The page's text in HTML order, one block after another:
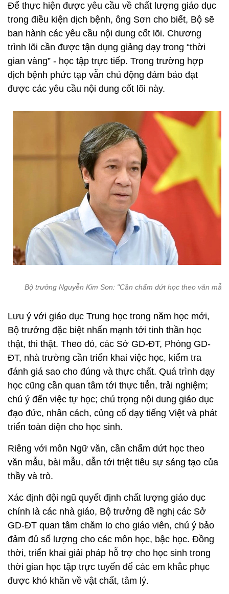
Để thực hiện được yêu cầu về chất lượng giáo dục
trong điều kiện dịch bệnh, ông Sơn cho biết, Bộ sẽ
ban hành các yêu cầu nội dung cốt lõi. Chương
trình lõi cần được tận dụng giảng dạy trong “thời
gian vàng” - học tập trực tiếp. Trong trường hợp
dịch bệnh phức tạp vẫn chủ động đảm bảo đạt
được các yêu cầu nội dung cốt lõi này.
Bộ trưởng Nguyễn Kim Sơn: "Cần chấm dứt học theo văn
Lưu ý với giáo dục Trung học trong năm học mới,
Bộ trưởng đặc biệt nhấn mạnh tới tinh thần học
thật, thi thật. Theo đó, các Sở GD-ĐT, Phòng GD-
ĐT, nhà trường cần triển khai việc học, kiểm tra
đánh giá sao cho đúng và thực chất. Quá trình dạy
học cũng cần quan tâm tới thực tiễn, trải nghiệm;
chú ý đến việc tự học; chú trọng nội dung giáo dục
đạo đức, nhân cách, củng cố dạy tiếng Việt và phát
triển toàn diện cho học sinh.
Riêng với môn Ngữ văn, cần chấm dứt học theo
văn mẫu, bài mẫu, dẫn tới triệt tiêu sự sáng tạo của
thầy và trò.
Xác định đội ngũ quyết định chất lượng giáo dục
chính là các nhà giáo, Bộ trưởng đề nghị các Sở
GD-ĐT quan tâm chăm lo cho giáo viên, chú ý bảo
đảm đủ số lượng cho các môn học, bậc học. Đồng
thời, triển khai giải pháp hỗ trợ cho học sinh trong
thời gian học tập trực tuyến để các em khắc phục
được khó khăn về vật chất, tâm lý.